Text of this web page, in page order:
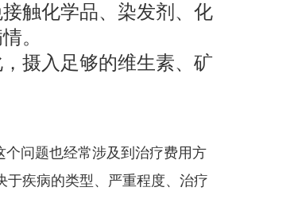
触化学品、染发剂、化
。
摄入足够的维生素、矿
个问题也经常涉及到治疗费用方
于疾病的类型、严重程度、治疗